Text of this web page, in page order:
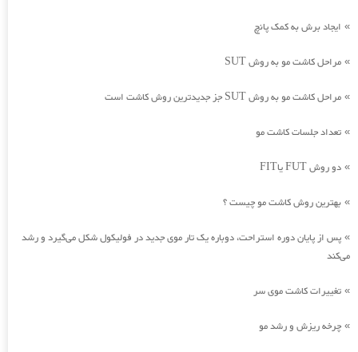
» ایجاد برش به کمک پانچ
» مراحل کاشت مو به روش SUT
» مراحل کاشت مو به روش SUT جز جدیدترین روش کاشت است
» تعداد جلسات کاشت مو
» دو روش FUT یاFIT
» بهترین روش کاشت مو چیست ؟
» پس از پایان دوره استراحت، دوباره یک تار موی جدید در فولیکول شکل می‌گیرد و رشد
می‌کند
» تغییرات کاشت موی سر
» چرخه ریزش و رشد مو